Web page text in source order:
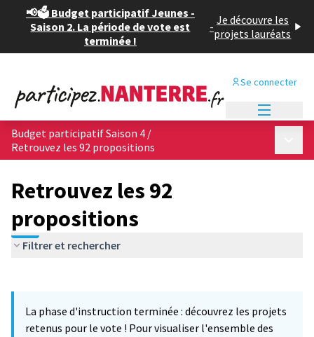
📢🗳️ Budget participatif Jeunes -
Saison 2. La période de vote est
terminée !
- Je découvre les
projets lauréats
Se connecter
Budget participatif Saison 4 /
Retrouvez les 92 propositions
Retrouvez les 92
propositions
Filtrer et rechercher
−
La phase d'instruction terminée : découvrez les projets
retenus pour le vote ! Pour visualiser l'ensemble des